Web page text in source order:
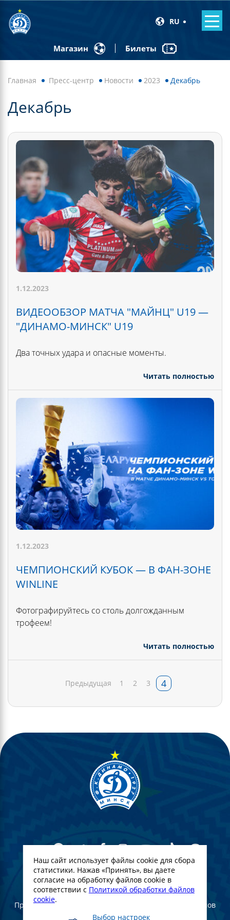
RU
Магазин Билеты
Главная Пресс-центр Новости 2023 Декабрь
Декабрь
1.12.2023
ВИДЕООБЗОР МАТЧА "МАЙНЦ" U19 —
"ДИНАМО-МИНСК" U19
Два точных удара и опасные моменты.
Читать полностью
1.12.2023
ЧЕМПИОНСКИЙ КУБОК — В ФАН-ЗОНЕ
WINLINE
Фотографируйтесь со столь долгожданным
трофеем!
Читать полностью
Предыдущая 1 2 3 4
© Футбольный Клуб Динамо-Минск. 2022
При полном или частичном использовании материалов
ссылка на официальный сайт ФК Динамо Минск
Наш сайт использует файлы cookie для сбора
статистики. Нажав «Принять», вы даете
согласие на обработку файлов cookie в
соответствии с Политикой обработки файлов
cookie.
Выбор настроек